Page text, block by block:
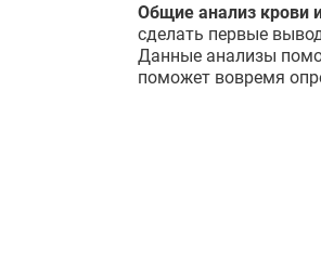
Общие анализ крови
сделать первые
Данные анализы
поможет вовремя